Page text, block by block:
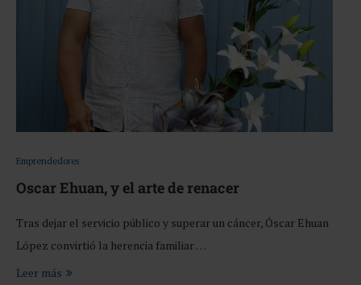
Emprendedores
Oscar Ehuan, y el arte de renacer
Tras dejar el servicio público y superar un cáncer, Óscar Ehuan
López convirtió la herencia familiar …
Leer más